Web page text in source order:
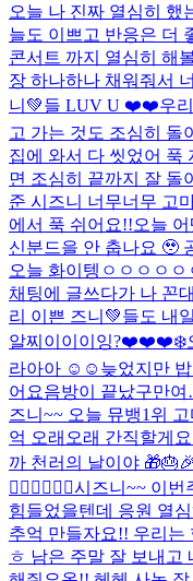
오늘 나 진짜 열심히 했
늘도 이쁘고 반응은 더
콘서트 까지 열심히 해
장 하나하나 채워줘서
니💚들 LUV U ❤️❤️우
고 가는 것도 조심히 돌
집에 와서 다 씻었어 푹
면 조심히 끝까지 잘 돌
준 시즈니 너무너무 고
에서 푹 쉬어요!!오늘
신분드을 안 춥나요 🥹
오늘 화이텡ㅇㅇㅇㅇ
채팅에 글쓰다가 나 꼰
리 이쁜 즈니💚들도 내
알찌이이이잉?❤️❤️❤️❄️
라아아 ☺️☺️ 늦었지만
어요음방이 끝났구만
즈니~~ 오늘 뮤뱅1위
억 오래오래 간직할게
까 천러의 날이야
🙂‍↕️🙂‍↕️🙂‍↕️시즈니~~ 이번
힘들었을텐데 응원 열
추억 만들자요!! 우리는
ㅎ 남은 주말 잘 보내고